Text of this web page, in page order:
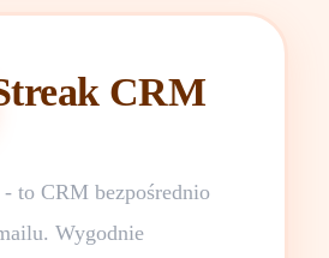
CRM
to CRM bezpośrednio
Wygodnie